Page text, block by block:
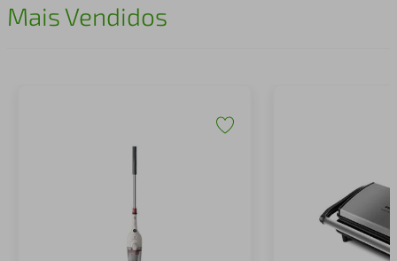
Mais Vendidos